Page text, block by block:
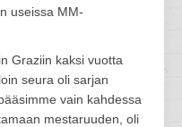
useissa MM-
Graziin kaksi vuotta
seura oli sarjan
vain kahdessa
mestaruuden, oli